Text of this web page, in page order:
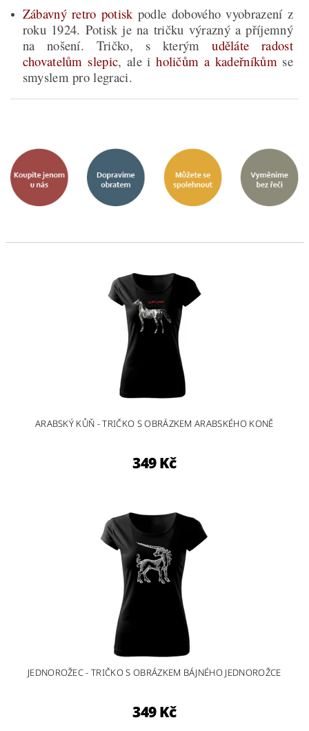
Zábavný retro potiskpodle dobového vyobrazení z
roku 1924. Potisk je na tričku výrazný a příjemný
na nošení. Tričko, s kterýmuděláte radost
chovatelům slepic, ale i holičům a kadeřníkůmse
smyslem pro legraci.
ARABSKÝ KŮŇ - TRIČKO S OBRÁZKEM ARABSKÉHO KONĚ
349 Kč
JEDNOROŽEC - TRIČKO S OBRÁZKEM BÁJNÉHO JEDNOROŽCE
349 Kč